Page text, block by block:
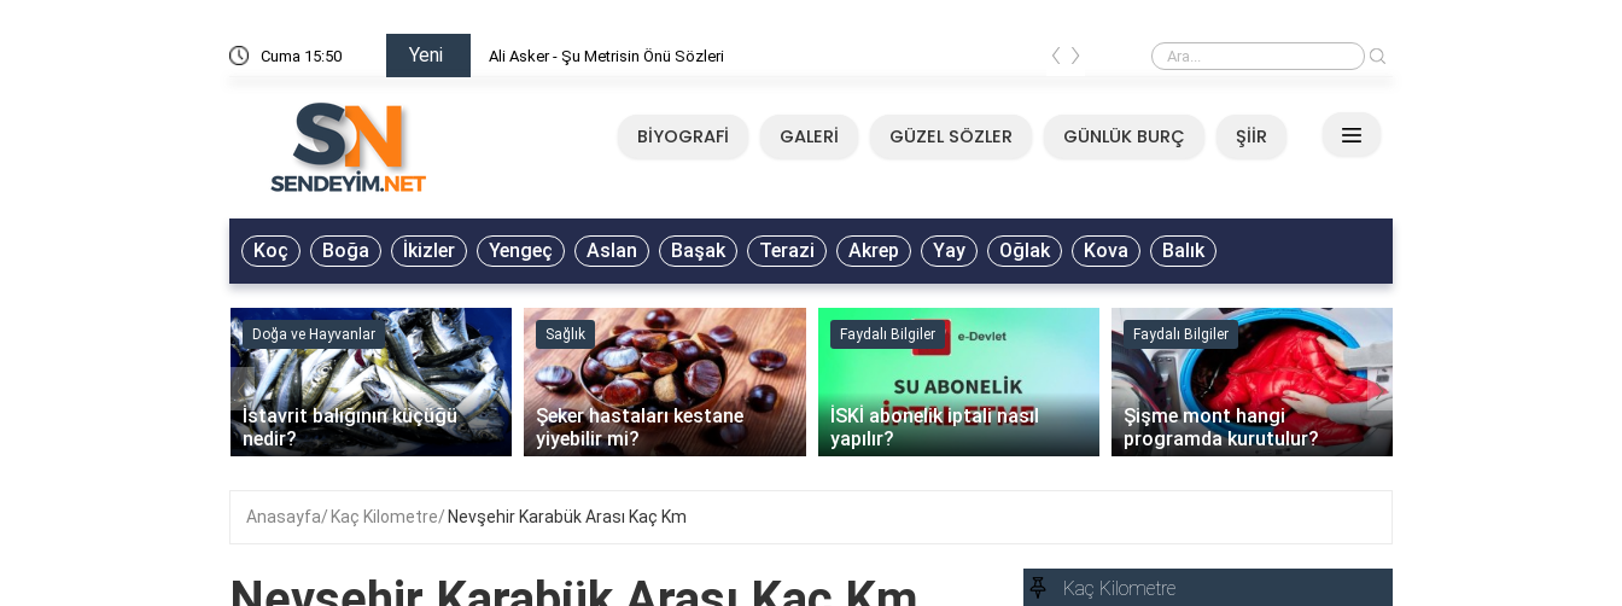
Cuma 15:50 Yeni Ali Asker - Şu Metrisin Önü Sözleri Mirkelam - Tavla Sözleri
‹ ›
BİYOGRAFİ GALERİ GÜZEL SÖZLER GÜNLÜK BURÇ ŞİİR
Koç Boğa İkizler Yengeç Aslan Başak Terazi Akrep Yay Oğlak Kova Balık
Doğa ve Hayvanlar
İstavrit balığının küçüğü
nedir?
Sağlık
Şeker hastaları kestane
yiyebilir mi?
Faydalı Bilgiler
İSKİ abonelik iptali nasıl
yapılır?
Faydalı Bilgiler
Şişme mont hangi
programda kurutulur?
‹ ›
Anasayfa Kaç Kilometre Nevşehir Karabük Arası Kaç Km
Kaç Kilometre